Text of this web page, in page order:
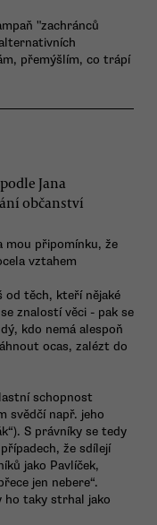
"zachránců
přemýšlím, co trápí
Jana
občanství
mou připomínku, že
vztahem
od těch, kteří nějaké
znalostí věci - pak se
kdo nemá alespoň
ocas, zalézt do
schopnost
svědčí např. jeho
S právníky se tedy
že sdílejí
jako Pavlíček,
jen nebere“.
ho taky strhal jako